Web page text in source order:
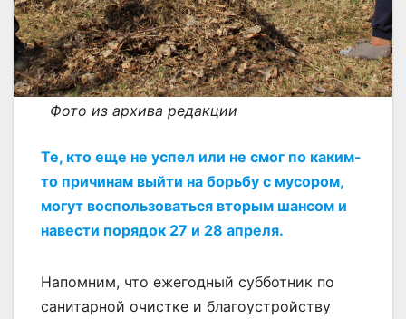
Фото из архива редакции
Те, кто еще не успел или не смог по каким-
то причинам выйти на борьбу с мусором,
могут воспользоваться вторым шансом и
навести порядок 27 и 28 апреля.
Напомним, что ежегодный субботник по
санитарной очистке и благоустройству